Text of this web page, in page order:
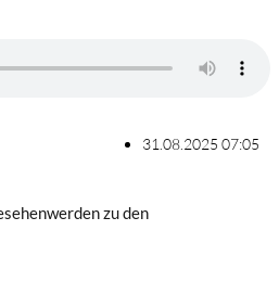
31.08.2025 07:05
zu den